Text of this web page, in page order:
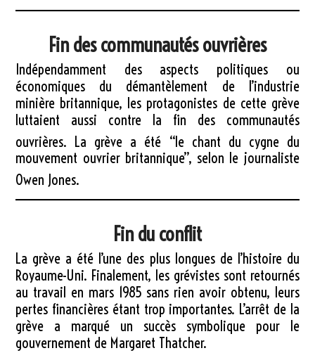
Fin des communautés ouvrières
Indépendamment des aspects politiques ou
économiques du démantèlement de l’industrie
minière britannique, les protagonistes de cette grève
luttaient aussi contre la fin des communautés
ouvrières. La grève a été “le chant du cygne du
mouvement ouvrier britannique”, selon le journaliste
Owen Jones.
Fin du conflit
La grève a été l’une des plus longues de l’histoire du
Royaume-Uni. Finalement, les grévistes sont retournés
au travail en mars 1985 sans rien avoir obtenu, leurs
pertes financières étant trop importantes. L’arrêt de la
grève a marqué un succès symbolique pour le
gouvernement de Margaret Thatcher.